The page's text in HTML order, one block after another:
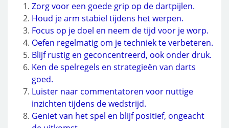
Zorg voor een goede grip op de dartpijlen.
Houd je arm stabiel tijdens het werpen.
Focus op je doel en neem de tijd voor je worp.
Oefen regelmatig om je techniek te verbeteren.
Blijf rustig en geconcentreerd, ook onder druk.
Ken de spelregels en strategieën van darts
goed.
Luister naar commentatoren voor nuttige
inzichten tijdens de wedstrijd.
Geniet van het spel en blijf positief, ongeacht